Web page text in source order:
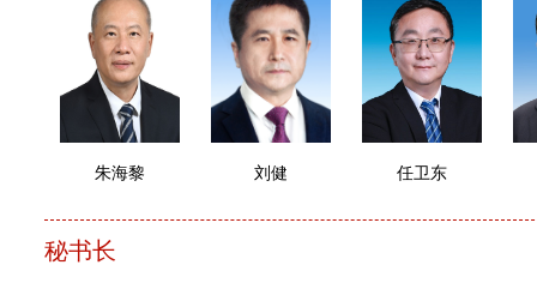
朱海黎 刘健 任卫东
秘书长